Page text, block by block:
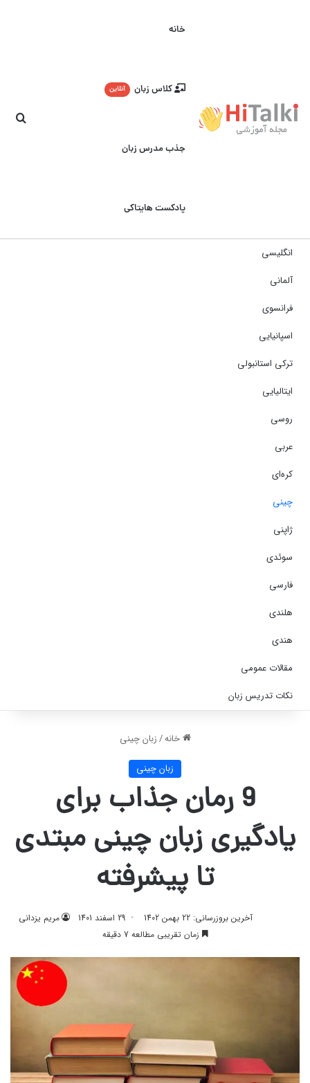
خانه
کلاس زبان آنلاین
جذب مدرس زبان
پادکست هایتاکی
انگلیسی
آلمانی
فرانسوی
اسپانیایی
ترکی استانبولی
ایتالیایی
روسی
عربی
کره‌ای
چینی
ژاپنی
سوئدی
فارسی
هلندی
هندی
مقالات عمومی
نکات تدریس زبان
خانه/زبان چینی
زبان چینی
9 رمان جذاب برای
یادگیری زبان چینی مبتدی
تا پیشرفته
مریم یزدانی 29 اسفند 1401
آخرین بروزرسانی: 22 بهمن 1402
زمان تقریبی مطالعه 7 دقیقه